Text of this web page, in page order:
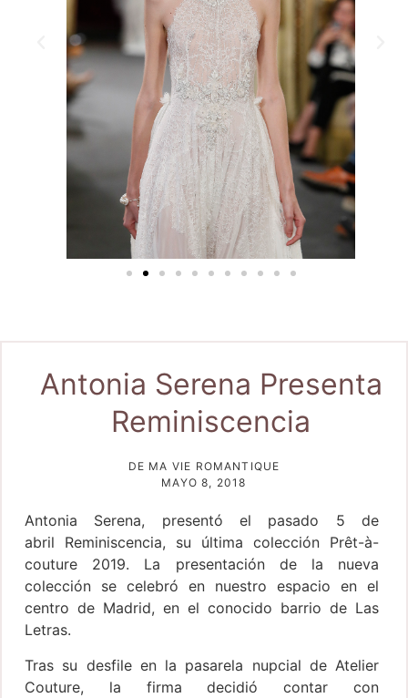
Antonia Serena Presenta
Reminiscencia
DE MA VIE ROMANTIQUE
MAYO 8, 2018
Antonia Serena, presentó el pasado 5 de
abril Reminiscencia, su última colección Prêt-à-
couture 2019. La presentación de la nueva
colección se celebró en nuestro espacio en el
centro de Madrid, en el conocido barrio de Las
Letras.
Tras su desfile en la pasarela nupcial de Atelier
Couture, la firma decidió contar con